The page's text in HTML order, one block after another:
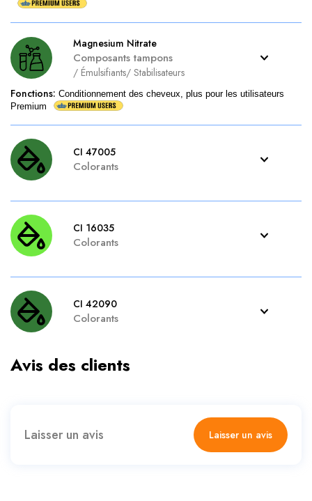
Magnesium Nitrate
Composants tampons
/ Émulsifiants/ Stabilisateurs
Fonctions: Conditionnement des cheveux, plus pour les utilisateurs
Premium
CI 47005
Colorants
CI 16035
Colorants
CI 42090
Colorants
Avis des clients
Laisser un avis Laisser un avis